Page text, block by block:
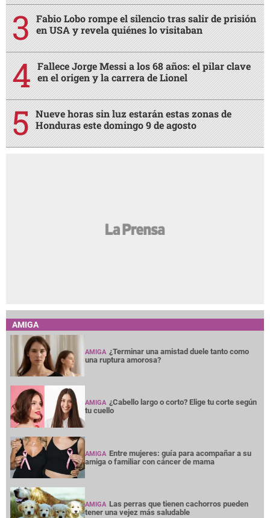
Fabio Lobo rompe el silencio tras salir de prisión
en USA y revela quiénes lo visitaban
Fallece Jorge Messi a los 68 años: el pilar clave
en el origen y la carrera de Lionel
Nueve horas sin luz estarán estas zonas de
Honduras este domingo 9 de agosto
AMIGA
AMIGA ¿Terminar una amistad duele tanto como
una ruptura amorosa?
AMIGA ¿Cabello largo o corto? Elige tu corte según
tu cuello
AMIGA Entre mujeres: guía para acompañar a su
amiga o familiar con cáncer de mama
AMIGA Las perras que tienen cachorros pueden
tener una vejez más saludable